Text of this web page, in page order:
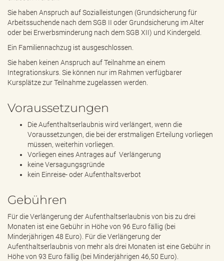
Sie haben Anspruch auf Sozialleistungen (Grundsicherung für
Arbeitssuchende nach dem SGB II oder Grundsicherung im Alter
oder bei Erwerbsminderung nach dem SGB XII) und Kindergeld.
Ein Familiennachzug ist ausgeschlossen.
Sie haben keinen Anspruch auf Teilnahme an einem
Integrationskurs. Sie können nur im Rahmen verfügbarer
Kursplätze zur Teilnahme zugelassen werden.
Voraussetzungen
Die Aufenthaltserlaubnis wird verlängert, wenn die
Voraussetzungen, die bei der erstmaligen Erteilung vorliegen
müssen, weiterhin vorliegen.
Vorliegen eines Antrages auf Verlängerung
keine Versagungsgründe
kein Einreise- oder Aufenthaltsverbot
Gebühren
Für die Verlängerung der Aufenthaltserlaubnis von bis zu drei
Monaten ist eine Gebühr in Höhe von 96 Euro fällig (bei
Minderjährigen 48 Euro). Für die Verlängerung der
Aufenthaltserlaubnis von mehr als drei Monaten ist eine Gebühr in
Höhe von 93 Euro fällig (bei Minderjährigen 46,50 Euro).